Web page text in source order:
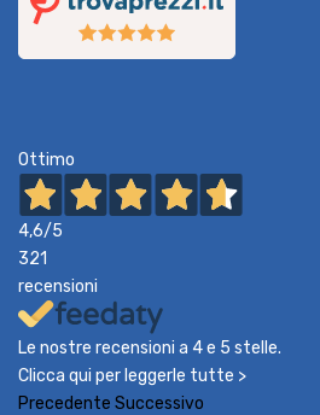
Ottimo
4,6/5
321
recensioni
Le nostre recensioni a 4 e 5 stelle.
Clicca qui per leggerle tutte >
Precedente Successivo